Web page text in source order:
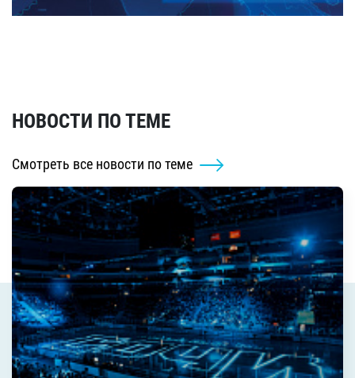
НОВОСТИ ПО ТЕМЕ
Смотреть все новости по теме